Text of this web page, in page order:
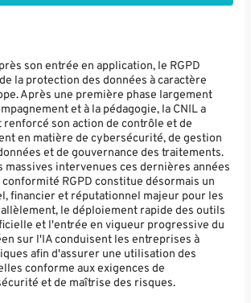
son entrée en application, le RGPD
la protection des données à caractère
Après une première phase largement
et à la pédagogie, la CNIL a
son action de contrôle et de
en matière de cybersécurité, de gestion
et de gouvernance des traitements.
massives intervenues ces dernières années
RGPD constitue désormais un
financier et réputationnel majeur pour les
le déploiement rapide des outils
et l'entrée en vigueur progressive du
sur l'IA conduisent les entreprises à
afin d'assurer une utilisation des
conforme aux exigences de
et de maîtrise des risques.